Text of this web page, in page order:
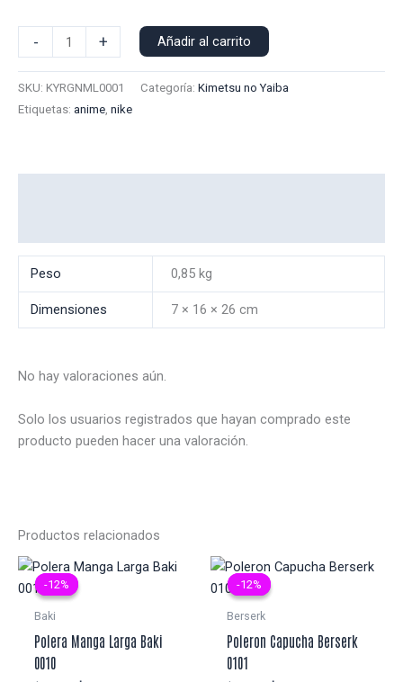
-
Manga
+ Añadir al carrito
SKU: KYRGNML0001 Categoría: Kimetsu no Yaiba
Etiquetas: anime, nike
Peso 0,85 kg
Dimensiones 7 × 16 × 26 cm
No hay valoraciones aún.
Solo los usuarios registrados que hayan comprado este
producto pueden hacer una valoración.
Productos relacionados
-12%
-12%
Baki
Polera Manga Larga Baki
0010
-12%
-12%
Berserk
Poleron Capucha Berserk
0101